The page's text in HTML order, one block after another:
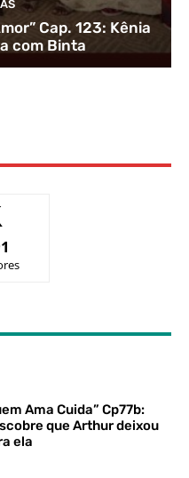
Cap. 123: Kênia
com Binta
Ama Cuida” Cp77b:
que Arthur deixou
ela